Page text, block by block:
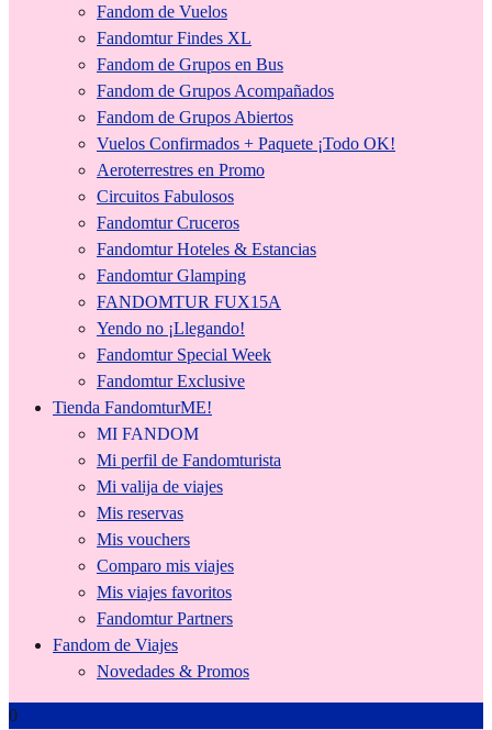
Fandom de Vuelos
Fandomtur Findes XL
Fandom de Grupos en Bus
Fandom de Grupos Acompañados
Fandom de Grupos Abiertos
Vuelos Confirmados + Paquete ¡Todo OK!
Aeroterrestres en Promo
Circuitos Fabulosos
Fandomtur Cruceros
Fandomtur Hoteles & Estancias
Fandomtur Glamping
FANDOMTUR FUX15A
Yendo no ¡Llegando!
Fandomtur Special Week
Fandomtur Exclusive
Tienda FandomturME!
MI FANDOM
Mi perfil de Fandomturista
Mi valija de viajes
Mis reservas
Mis vouchers
Comparo mis viajes
Mis viajes favoritos
Fandomtur Partners
Fandom de Viajes
Novedades & Promos
0